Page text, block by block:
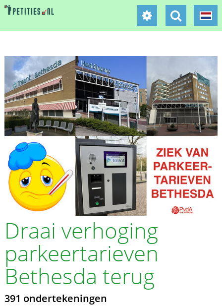
Draai verhoging
parkeertarieven
Bethesda terug
391 ondertekeningen